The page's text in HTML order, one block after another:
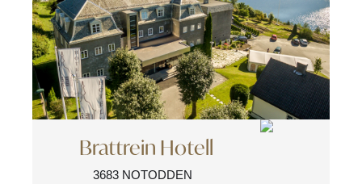
Brattrein Hotell
3683 NOTODDEN